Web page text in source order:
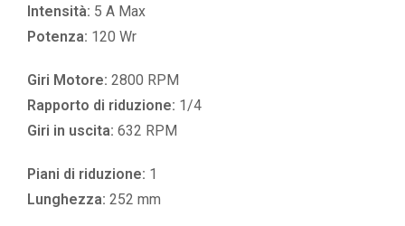
Intensità: 5 A Max
Potenza: 120 Wr
Giri Motore: 2800 RPM
Rapporto di riduzione: 1/4
Giri in uscita: 632 RPM
Piani di riduzione: 1
Lunghezza: 252 mm